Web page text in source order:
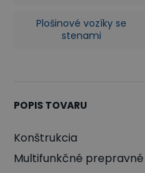
Plošinové vozíky se
stenami
POPIS TOVARU
Konštrukcia
Multifunkčné prepravné